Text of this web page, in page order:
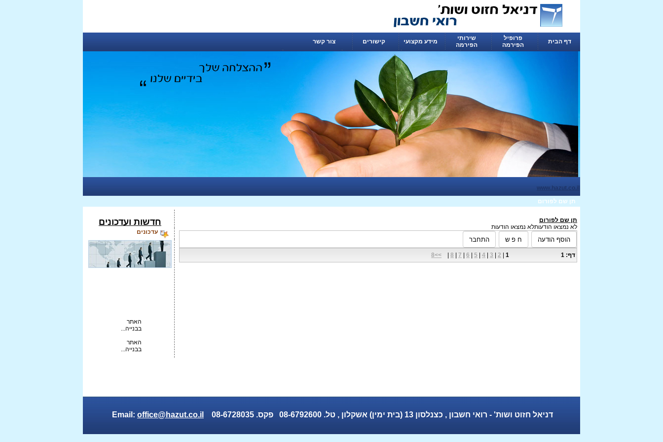
דף הבית
פרופיל
הפירמה
שירותי
הפירמה
מידע מקצועי קישורים צור קשר
www.hazut.co.il
תן שם לפורום
תן שם לפורום
לא נמצאו הודעותלא נמצאו הודעות
דף: 1 1
2
3
4
5
6
7
8
>>8
חדשות ועדכונים
עדכונים
האתר
בבנייה...
האתר
בבנייה...
נע...
דניאל חזוט ושות' - רואי חשבון , כצנלסון 13 (בית ימין) אשקלון , טל. 08-6792600 פקס. 08-6728035 Email: office@hazut.co.il